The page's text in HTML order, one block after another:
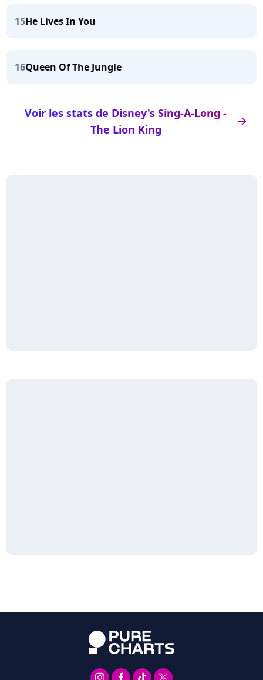
15He Lives In You
16Queen Of The Jungle
arrow_right
Voir les stats de Disney's Sing-A-Long -
The Lion King